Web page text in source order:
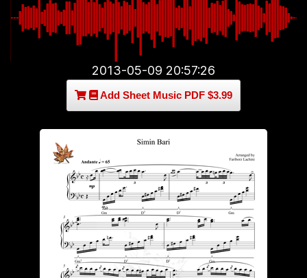
2013-05-09 20:57:26
Add Sheet Music PDF $3.99